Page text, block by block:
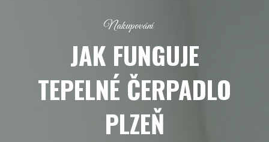
Nakupování
JAK FUNGUJE
TEPELNÉ ČERPADLO
PLZEŇ